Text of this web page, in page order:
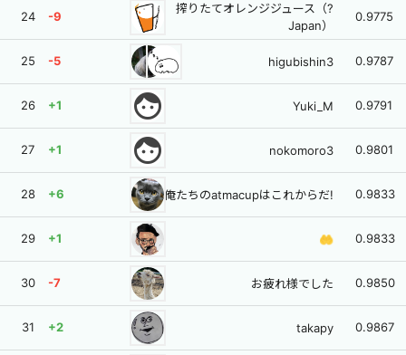
24 -9
搾りたてオレンジジュース（?
Japan）
0.9775
25 -5 higubishin3 0.9787
26 +1 face Yuki_M 0.9791
27 +1 face nokomoro3 0.9801
28 +6 俺たちのatmacupはこれからだ! 0.9833
29 +1 🤲 0.9833
30 -7 お疲れ様でした 0.9850
31 +2 takapy 0.9867